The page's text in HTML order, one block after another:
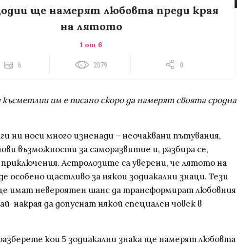
ще намерят любовта преди края
на лятото
1 от 6
6 2079 0
късметлии им е писано скоро да намерят своята сродна
ни носи много изненади – неочаквани пътувания,
възможности за саморазвитие и, разбира се,
Астролозите са уверени, че лятото на
особено щастливо за някои зодиакални знаци. Тези
имат невероятен шанс да трансформират любовния
накрая да допуснат някой специален човек в
кои 5 зодиакални знака ще намерят любовта